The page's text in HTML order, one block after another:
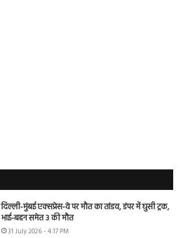
दिल्ली-मुंबई एक्सप्रेस-वे पर मौत का तांडव, डंपर में घुसी ट्रक,
भाई-बहन समेत 3 की मौत
31 July 2026 - 4:17 PM